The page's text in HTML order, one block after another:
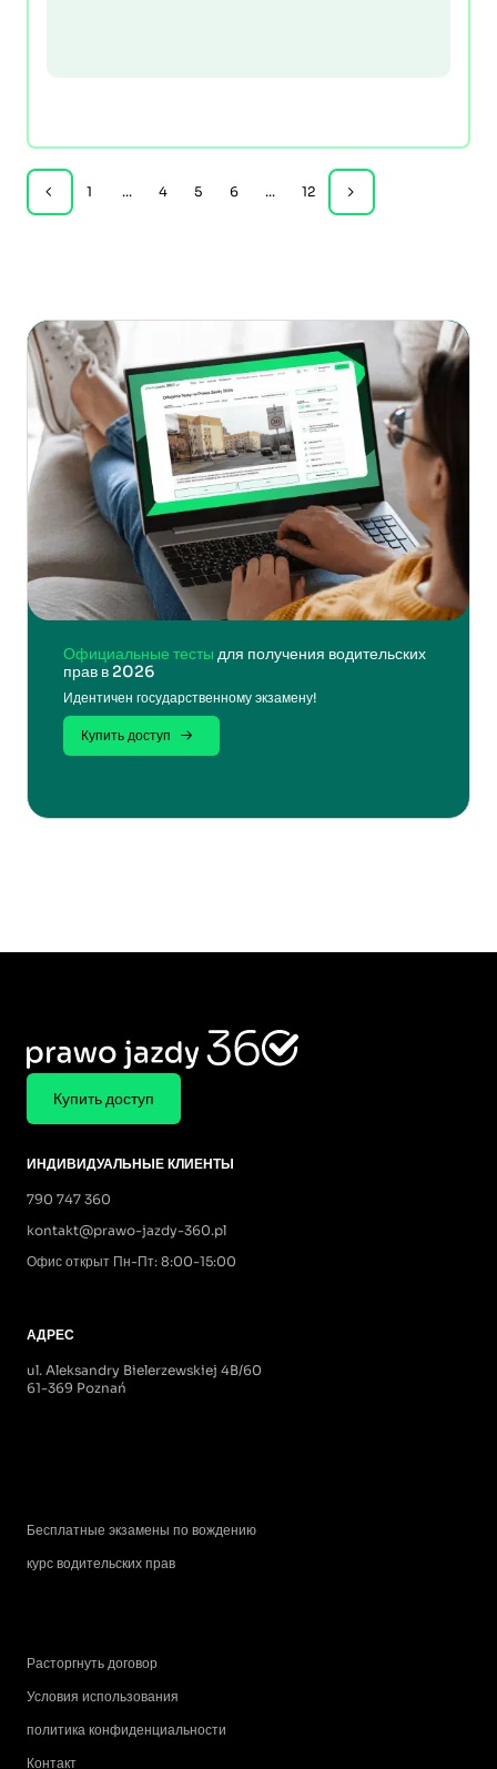
1 ... 4 5 6 ... 12
Официальные тесты для получения водительских
прав в 2026
Идентичен государственному экзамену!
Купить доступ
Купить доступ
ИНДИВИДУАЛЬНЫЕ КЛИЕНТЫ
790 747 360
kontakt@prawo-jazdy-360.pl
Офис открыт Пн-Пт: 8:00-15:00
АДРЕС
ul. Aleksandry Bielerzewskiej 4B/60
61-369 Poznań
Бесплатные экзамены по вождению
курс водительских прав
Расторгнуть договор
Условия использования
политика конфиденциальности
Контакт